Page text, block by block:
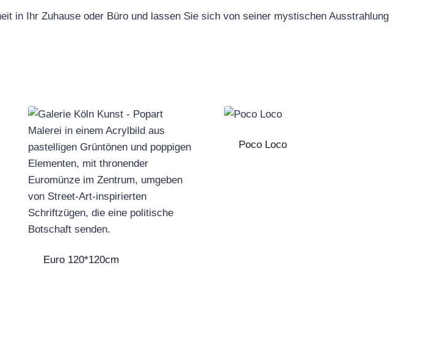
in Ihr Zuhause oder Büro und lassen Sie sich von seiner mystischen Ausstrahlung
Euro 120*120cm
Poco Loco